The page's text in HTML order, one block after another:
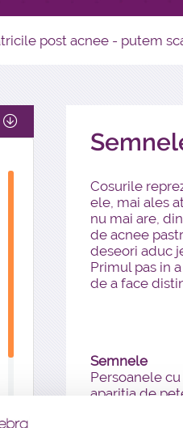
post acnee - putem
Cosurile
ele, mai ales
nu mai are,
de acnee
deseori aduc
Primul pas in
de a face
Semnele
Persoanele
aparitia de